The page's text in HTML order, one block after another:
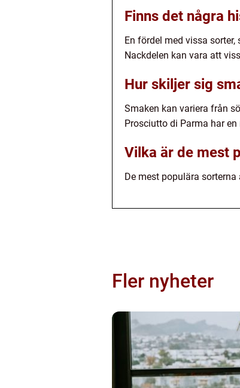
Finns det några
En fördel med vissa
Nackdelen kan vara att
Hur skiljer sig
Smaken kan variera från
Prosciutto di Parma har
Vilka är de mest
De mest populära
Fler nyheter